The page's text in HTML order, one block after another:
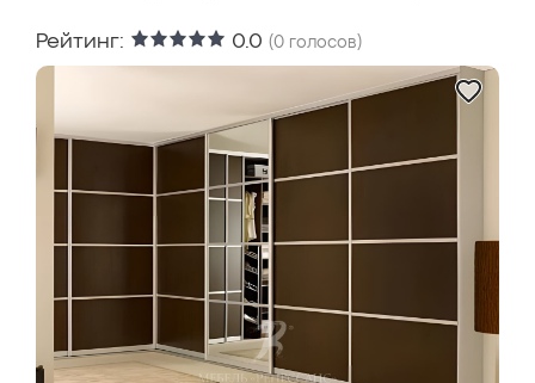
Рейтинг: 0.0 (0 голосов)